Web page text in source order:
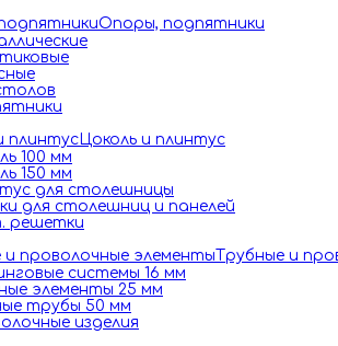
Опоры, подпятники
Цоколь и плинтус
100 мм
150 мм
для столешницы
для столешниц и панелей
решетки
Трубные и
системы 16 мм
элементы 25 мм
трубы 50 мм
изделия